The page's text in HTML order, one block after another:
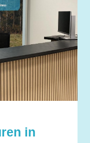
in